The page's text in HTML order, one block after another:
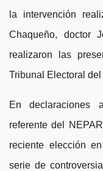
la intervención
Chaqueño, doctor
realizaron las
Tribunal Electoral del
En declaraciones
referente del
reciente elección
serie de